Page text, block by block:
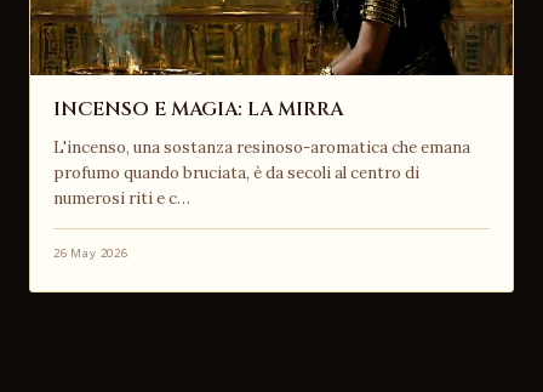
INCENSO E MAGIA: LA MIRRA
L'incenso, una sostanza resinoso-aromatica che emana
profumo quando bruciata, è da secoli al centro di
numerosi riti e c…
26 May 2026